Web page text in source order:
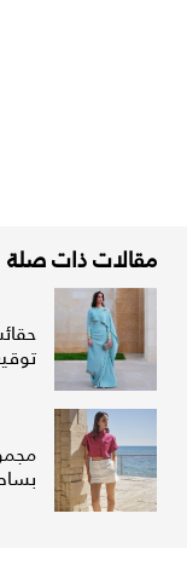
مقالات ذات صلة